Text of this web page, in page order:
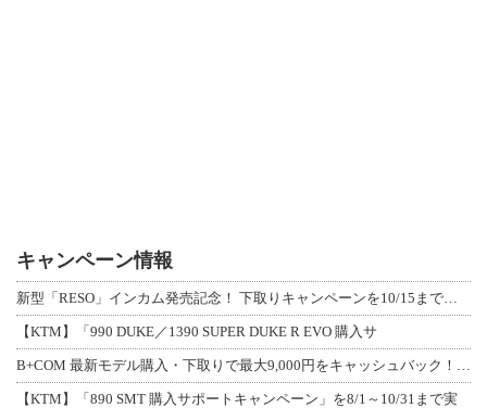
キャンペーン情報
【KTM】「990 DUKE／1390 SUPER DUKE R EVO 購入サ
【KTM】「890 SMT 購入サポートキャンペーン」を8/1～10/31まで実